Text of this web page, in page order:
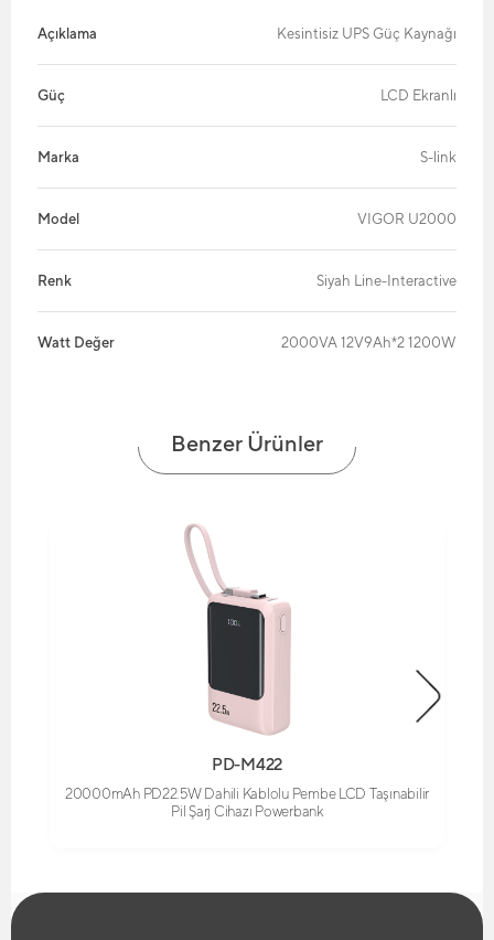
Açıklama Kesintisiz UPS Güç Kaynağı
Güç LCD Ekranlı
Marka S-link
Model VIGOR U2000
Renk Siyah Line-Interactive
Watt Değer 2000VA 12V9Ah*2 1200W
Benzer Ürünler
PD-M422
20000mAh PD22.5W Dahili Kablolu Pembe LCD Taşınabilir
Pil Şarj Cihazı Powerbank